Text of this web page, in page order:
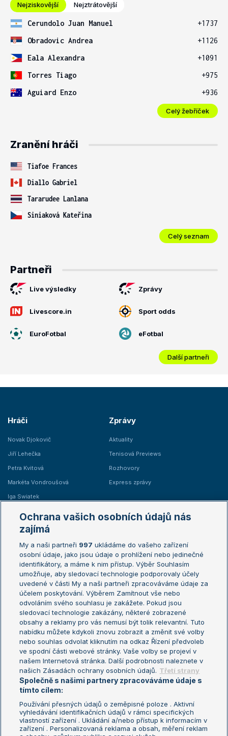
Nejziskovější Nejztrátovější
Cerundolo Juan Manuel
+1737
Obradovic Andrea
+1126
Eala Alexandra
+1091
Torres Tiago
+975
Aguiard Enzo
+936
Celý žebříček
Zranění hráči
Tiafoe Frances
Diallo Gabriel
Tararudee Lanlana
Siniaková Kateřina
Celý seznam
Partneři
Live výsledky Zprávy
Livescore.in Sport odds
EuroFotbal eFotbal
Další partneři
Hráči
Novak Djokovič
Jiří Lehečka
Petra Kvitová
Markéta Vondroušová
Iga Swiatek
Zprávy
Aktuality
Tenisová Previews
Rozhovory
Express zprávy
Žebříčky
Žebříček ATP (muži)
Žebříček WTA (ženy)
Sázkařský žebříček
Australian Open
French Open
Wimbledon
US Open
Turnaj mistrů
Turnaj mistryň
Aktualní trendy
Fotbalové přestupy
Livesport Daily
LS Prague Open
Podmínky užití
Nastavení soukromí
GDPR a žurnalistika
Reklama
Ochrana vašich osobních údajů nás
zajímá
My a naši partneři 997 ukládáme do vašeho zařízení
osobní údaje, jako jsou údaje o prohlížení nebo jedinečné
identifikátory, a máme k nim přístup. Výběr Souhlasím
umožňuje, aby sledovací technologie podporovaly účely
uvedené v části My a naši partneři zpracováváme údaje za
účelem poskytování. Výběrem Zamítnout vše nebo
odvoláním svého souhlasu je zakážete. Pokud jsou
sledovací technologie zakázány, některé zobrazené
obsahy a reklamy pro vás nemusí být tolik relevantní. Tuto
nabídku můžete kdykoli znovu zobrazit a změnit své volby
nebo souhlas odvolat kliknutím na odkaz Řízení předvoleb
ve spodní části webové stránky. Vaše volby se projeví v
našem Internetová stránka. Další podrobnosti naleznete v
našich Zásadách ochrany osobních údajů. Třetí strany
Společně s našimi partnery zpracováváme údaje s
tímto cílem:
Používání přesných údajů o zeměpisné poloze . Aktivní
vyhledávání identifikačních údajů v rámci specifických
vlastností zařízení . Ukládání a/nebo přístup k informacím v
zařízení . Personalizovaná reklama a obsah, měření reklam